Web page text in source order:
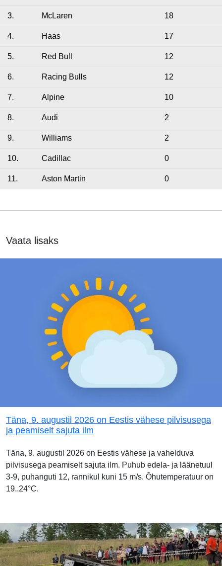
3. McLaren 18
4. Haas 17
5. Red Bull 12
6. Racing Bulls 12
7. Alpine 10
8. Audi 2
9. Williams 2
10. Cadillac 0
11. Aston Martin 0
Vaata lisaks
Täna, 9. augustil 2026 on Eestis vähese pilvisusega
ja peamiselt sajuta ilm
Täna, 9. augustil 2026 on Eestis vähese ja vahelduva
pilvisusega peamiselt sajuta ilm. Puhub edela- ja läänetuul
3-9, puhanguti 12, rannikul kuni 15 m/s. Õhutemperatuur on
19..24°C.